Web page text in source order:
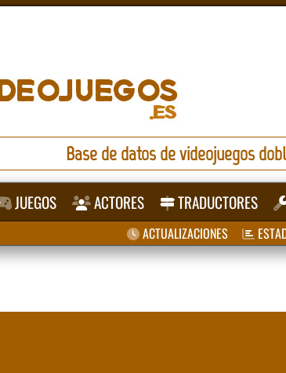
Base de datos de videojuegos
JUEGOS ACTORES TRADUCTORES
ACTUALIZACIONES